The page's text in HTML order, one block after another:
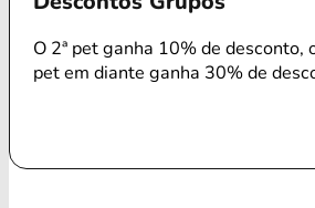
O 2ª pet ganha 10% de desconto,
pet em diante ganha 30% de